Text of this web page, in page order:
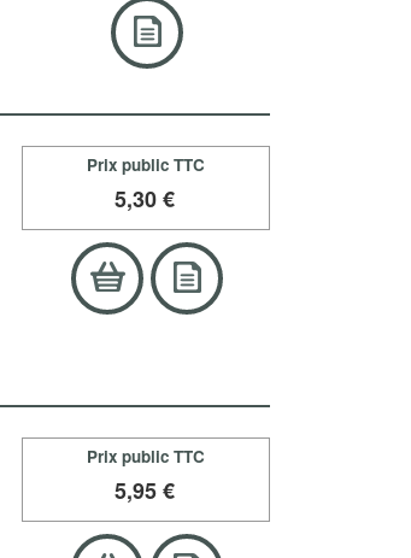
Prix public TTC
5,30 €
Prix public TTC
5,95 €